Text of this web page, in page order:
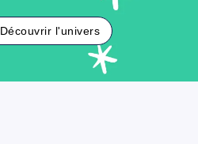
Découvrir l'univers